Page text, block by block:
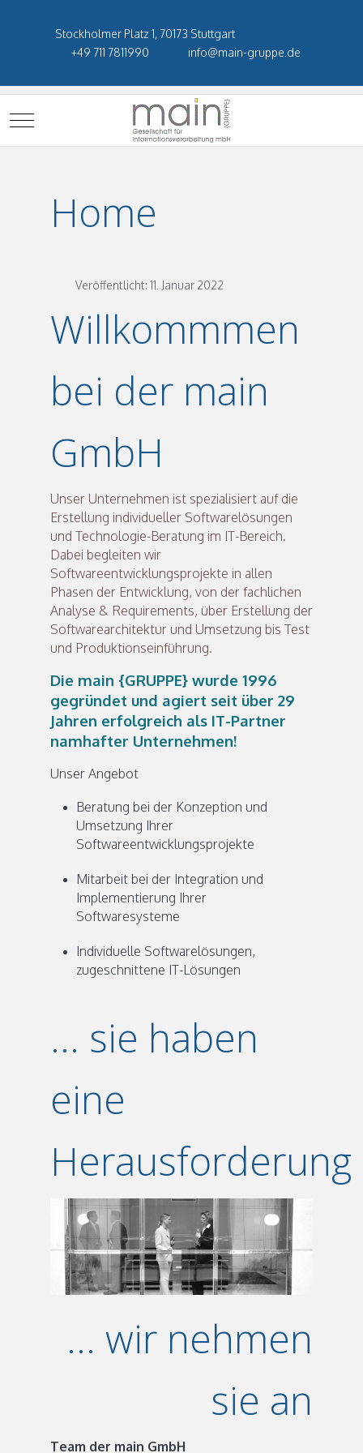
Stockholmer Platz 1, 70173 Stuttgart
+49 711 7811990
info@main-gruppe.de
Mobile Menu Toggle
Home
Veröffentlicht: 11. Januar 2022
Willkommmen
bei der main
GmbH
Unser Unternehmen ist spezialisiert auf die
Erstellung individueller Softwarelösungen
und Technologie-Beratung im IT-Bereich.
Dabei begleiten wir
Softwareentwicklungsprojekte in allen
Phasen der Entwicklung, von der fachlichen
Analyse & Requirements, über Erstellung der
Softwarearchitektur und Umsetzung bis Test
und Produktionseinführung.
Die main {GRUPPE} wurde 1996
gegründet und agiert seit über 29
Jahren erfolgreich als IT-Partner
namhafter Unternehmen!
Unser Angebot
Beratung bei der Konzeption und
Umsetzung Ihrer
Softwareentwicklungsprojekte
Mitarbeit bei der Integration und
Implementierung Ihrer
Softwaresysteme
Individuelle Softwarelösungen,
zugeschnittene IT-Lösungen
... sie haben
eine
Herausforderung
... wir nehmen
sie an
Team der main GmbH